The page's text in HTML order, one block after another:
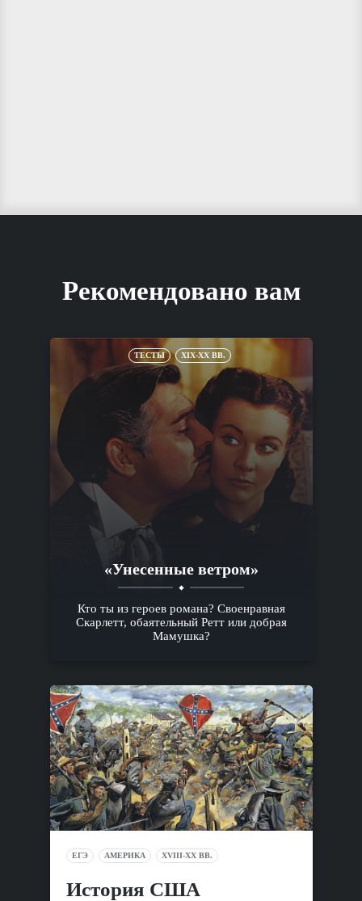
Рекомендовано вам
ТЕСТЫ XIX-XX ВВ.
«Унесенные ветром»
Кто ты из героев романа? Своенравная
Скарлетт, обаятельный Ретт или добрая
Мамушка?
ЕГЭ АМЕРИКА XVIII-XX ВВ.
История США